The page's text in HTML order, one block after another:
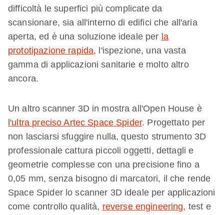
difficoltà le superfici più complicate da
scansionare, sia all'interno di edifici che all'aria
aperta, ed è una soluzione ideale per la
prototipazione rapida, l'ispezione, una vasta
gamma di applicazioni sanitarie e molto altro
ancora.
Un altro scanner 3D in mostra all'Open House è
l'ultra preciso Artec Space Spider. Progettato per
non lasciarsi sfuggire nulla, questo strumento 3D
professionale cattura piccoli oggetti, dettagli e
geometrie complesse con una precisione fino a
0,05 mm, senza bisogno di marcatori, il che rende
Space Spider lo scanner 3D ideale per applicazioni
come controllo qualità, reverse engineering, test e